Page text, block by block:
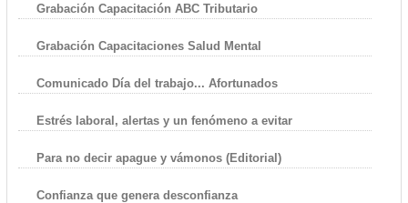
Grabación Capacitación ABC Tributario
Grabación Capacitaciones Salud Mental
Comunicado Día del trabajo... Afortunados
Estrés laboral, alertas y un fenómeno a evitar
Para no decir apague y vámonos (Editorial)
Confianza que genera desconfianza